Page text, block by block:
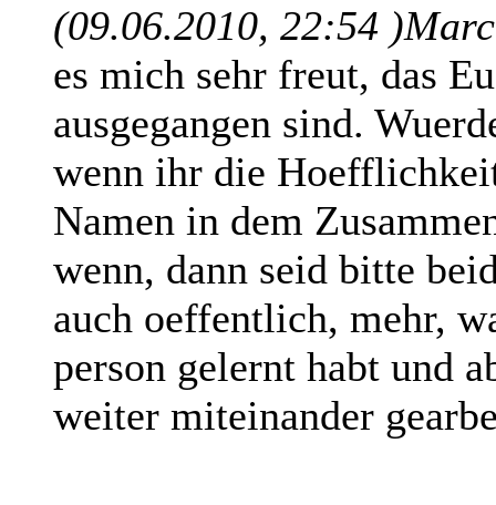
(09.06.2010, 22:54 )
es mich sehr freut, das
ausgegangen sind.
wenn ihr die
Namen in dem
wenn, dann seid bitte
auch oeffentlich, mehr,
person gelernt habt und
weiter miteinander